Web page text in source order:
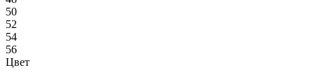
50
52
54
56
Цвет